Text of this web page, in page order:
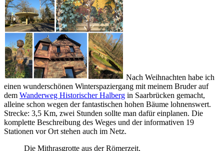
Nach Weihnachten habe ich
einen wunderschönen Winterspaziergang mit meinem Bruder auf
dem Wanderweg Historischer Halberg in Saarbrücken gemacht,
alleine schon wegen der fantastischen hohen Bäume lohnenswert.
Strecke: 3,5 Km, zwei Stunden sollte man dafür einplanen. Die
komplette Beschreibung des Weges und der informativen 19
Stationen vor Ort stehen auch im Netz.
Die Mithrasgrotte aus der Römerzeit,